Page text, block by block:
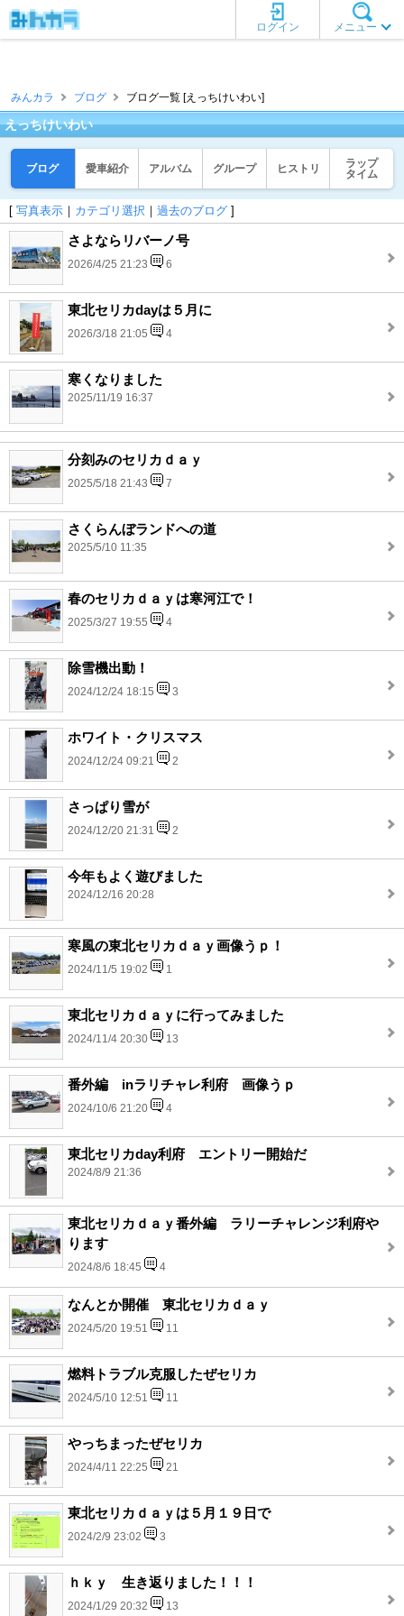
メニュー
ログイン
みんカラ ブログ ブログ一覧 [えっちけいわい]
えっちけいわい
ブログ 愛車紹介 アルバム グループ ヒストリ
ラップ
タイム
[ 写真表示 ｜ カテゴリ選択 ｜ 過去のブログ ]
さよならリバーノ号
2026/4/25 21:23 6
東北セリカdayは５月に
2026/3/18 21:05 4
寒くなりました
2025/11/19 16:37
分刻みのセリカｄａｙ
2025/5/18 21:43 7
さくらんぼランドへの道
2025/5/10 11:35
春のセリカｄａｙは寒河江で！
2025/3/27 19:55 4
除雪機出動！
2024/12/24 18:15 3
ホワイト・クリスマス
2024/12/24 09:21 2
さっぱり雪が
2024/12/20 21:31 2
今年もよく遊びました
2024/12/16 20:28
寒風の東北セリカｄａｙ画像うｐ！
2024/11/5 19:02 1
東北セリカｄａｙに行ってみました
2024/11/4 20:30 13
番外編 inラリチャレ利府 画像うｐ
2024/10/6 21:20 4
東北セリカday利府 エントリー開始だ
2024/8/9 21:36
東北セリカｄａｙ番外編 ラリーチャレンジ利府や
ります
2024/8/6 18:45 4
なんとか開催 東北セリカｄａｙ
2024/5/20 19:51 11
燃料トラブル克服したぜセリカ
2024/5/10 12:51 11
やっちまったぜセリカ
2024/4/11 22:25 21
東北セリカｄａｙは５月１９日で
2024/2/9 23:02 3
ｈｋｙ 生き返りました！！！
2024/1/29 20:32 13